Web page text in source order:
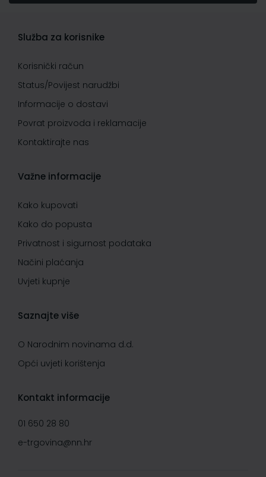
Služba za korisnike
Korisnički račun
Status/Povijest narudžbi
Informacije o dostavi
Povrat proizvoda i reklamacije
Kontaktirajte nas
Važne informacije
Kako kupovati
Kako do popusta
Privatnost i sigurnost podataka
Načini plaćanja
Uvjeti kupnje
Saznajte više
O Narodnim novinama d.d.
Opći uvjeti korištenja
Kontakt informacije
01 650 28 80
e-trgovina@nn.hr